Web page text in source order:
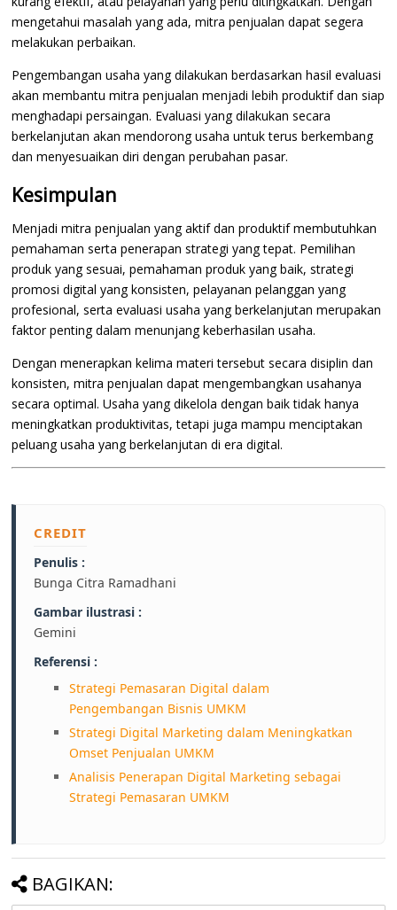
mengetahui masalah yang ada, mitra penjualan dapat segera
melakukan perbaikan.
Pengembangan usaha yang dilakukan berdasarkan hasil evaluasi
akan membantu mitra penjualan menjadi lebih produktif dan siap
menghadapi persaingan. Evaluasi yang dilakukan secara
berkelanjutan akan mendorong usaha untuk terus berkembang
dan menyesuaikan diri dengan perubahan pasar.
Kesimpulan
Menjadi mitra penjualan yang aktif dan produktif membutuhkan
pemahaman serta penerapan strategi yang tepat. Pemilihan
produk yang sesuai, pemahaman produk yang baik, strategi
promosi digital yang konsisten, pelayanan pelanggan yang
profesional, serta evaluasi usaha yang berkelanjutan merupakan
faktor penting dalam menunjang keberhasilan usaha.
Dengan menerapkan kelima materi tersebut secara disiplin dan
konsisten, mitra penjualan dapat mengembangkan usahanya
secara optimal. Usaha yang dikelola dengan baik tidak hanya
meningkatkan produktivitas, tetapi juga mampu menciptakan
peluang usaha yang berkelanjutan di era digital.
CREDIT
Penulis :
Bunga Citra Ramadhani
Gambar ilustrasi :
Gemini
Referensi :
Strategi Pemasaran Digital dalam
Pengembangan Bisnis UMKM
Strategi Digital Marketing dalam Meningkatkan
Omset Penjualan UMKM
Analisis Penerapan Digital Marketing sebagai
Strategi Pemasaran UMKM
BAGIKAN: